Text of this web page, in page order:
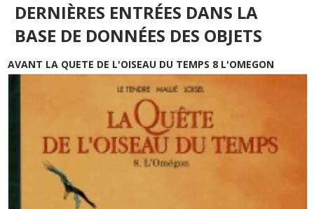
DERNIÈRES ENTRÉES DANS LA
BASE DE DONNÉES DES OBJETS
AVANT LA QUETE DE L'OISEAU DU TEMPS 8 L'OMEGON